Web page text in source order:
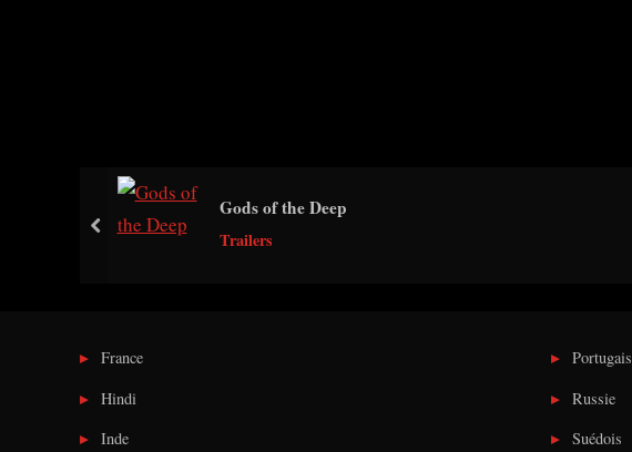
Gods of the Deep
Trailers
prev
France
Hindi
Inde
Portugais
Russie
Suédois